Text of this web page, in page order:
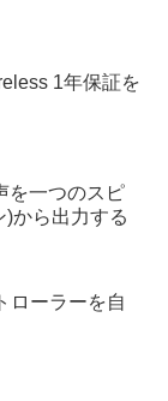
1年保証を
を一つのスピ
)から出力する
ローラーを自